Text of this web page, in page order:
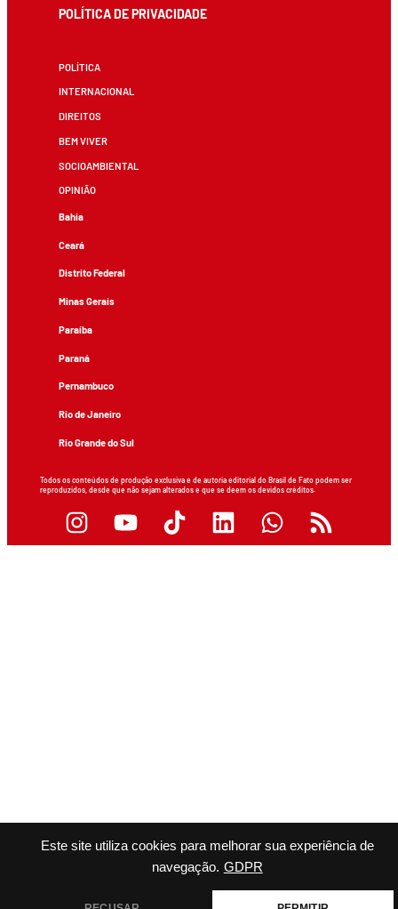
Este site utiliza cookies para melhorar sua experiência de
navegação. GDPR
POLÍTICA DE PRIVACIDADE
POLÍTICA
INTERNACIONAL
DIREITOS
BEM VIVER
SOCIOAMBIENTAL
OPINIÃO
Bahia
Ceará
Distrito Federal
Minas Gerais
Paraíba
Paraná
Pernambuco
Rio de Janeiro
Rio Grande do Sul
Todos os conteúdos de produção exclusiva e de autoria editorial do Brasil de Fato podem ser
reproduzidos, desde que não sejam alterados e que se deem os devidos créditos.